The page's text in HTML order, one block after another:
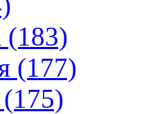
(183)
(177)